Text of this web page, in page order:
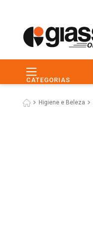
CATEGORIAS
Higiene e Beleza